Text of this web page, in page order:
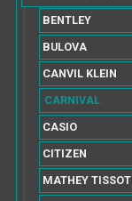
BENTLEY
BULOVA
CANVIL KLEIN
CARNIVAL
CASIO
CITIZEN
MATHEY TISSOT